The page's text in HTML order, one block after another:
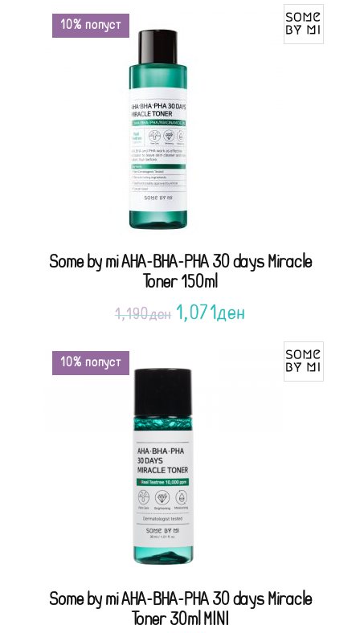
10% попуст
Some by mi AHA-BHA-PHA 30 days Miracle
Toner 150ml
1,190ден 1,071ден
10% попуст
Some by mi AHA-BHA-PHA 30 days Miracle
Toner 30ml MINI